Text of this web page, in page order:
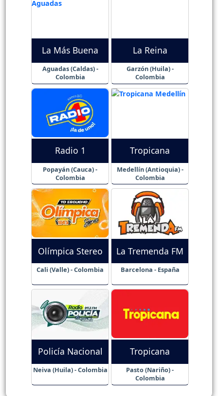
La Más Buena
Aguadas (Caldas) -
Colombia
La Reina
Garzón (Huila) -
Colombia
Radio 1
Popayán (Cauca) -
Colombia
Tropicana
Medellín (Antioquia) -
Colombia
Olímpica Stereo
Cali (Valle) - Colombia
La Tremenda FM
Barcelona - España
Policía Nacional
Neiva (Huila) - Colombia
Tropicana
Pasto (Nariño) -
Colombia